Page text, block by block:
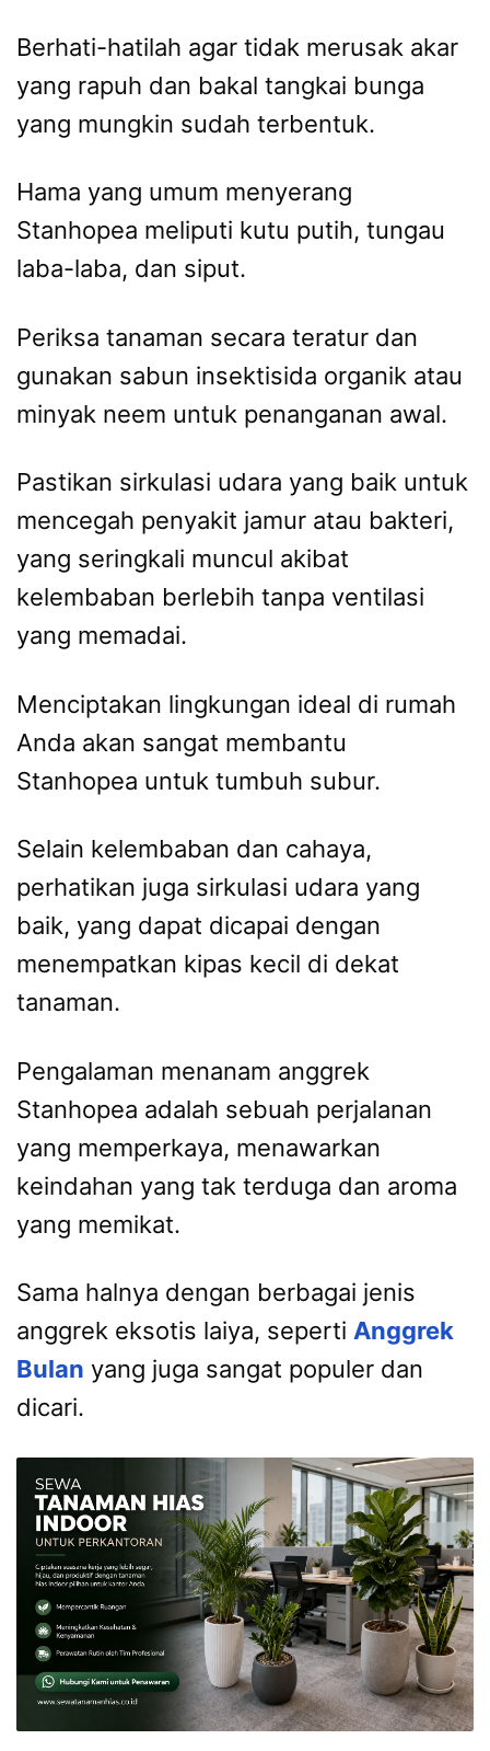
Berhati-hatilah agar tidak merusak akar
yang rapuh dan bakal tangkai bunga
yang mungkin sudah terbentuk.
Hama yang umum menyerang
Stanhopea meliputi kutu putih, tungau
laba-laba, dan siput.
Periksa tanaman secara teratur dan
gunakan sabun insektisida organik atau
minyak neem untuk penanganan awal.
Pastikan sirkulasi udara yang baik untuk
mencegah penyakit jamur atau bakteri,
yang seringkali muncul akibat
kelembaban berlebih tanpa ventilasi
yang memadai.
Menciptakan lingkungan ideal di rumah
Anda akan sangat membantu
Stanhopea untuk tumbuh subur.
Selain kelembaban dan cahaya,
perhatikan juga sirkulasi udara yang
baik, yang dapat dicapai dengan
menempatkan kipas kecil di dekat
tanaman.
Pengalaman menanam anggrek
Stanhopea adalah sebuah perjalanan
yang memperkaya, menawarkan
keindahan yang tak terduga dan aroma
yang memikat.
Sama halnya dengan berbagai jenis
anggrek eksotis laiya, seperti Anggrek
Bulan yang juga sangat populer dan
dicari.